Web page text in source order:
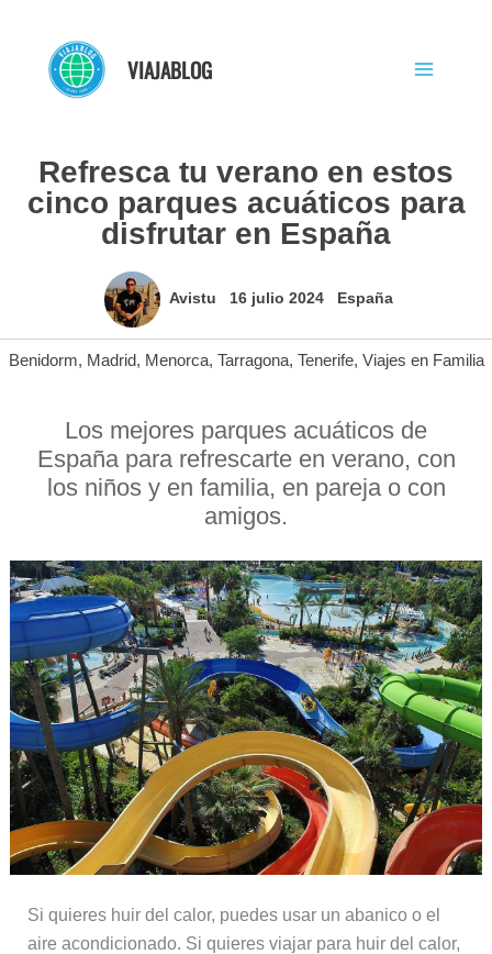
contenido
VIAJABLOG
Refresca tu verano en estos
cinco parques acuáticos para
disfrutar en España
Avistu 16 julio 2024 España
Benidorm, Madrid, Menorca, Tarragona, Tenerife, Viajes en Familia
Los mejores parques acuáticos de
España para refrescarte en verano, con
los niños y en familia, en pareja o con
amigos.
Si quieres huir del calor, puedes usar un abanico o el
aire acondicionado. Si quieres viajar para huir del calor,